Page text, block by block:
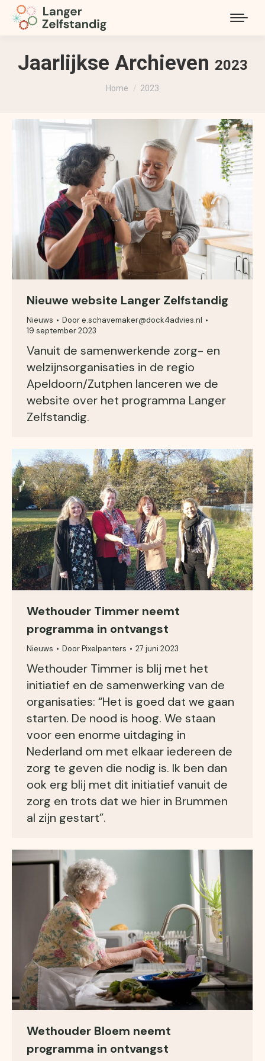
Jaarlijkse Archieven 2023
Je bent hier:
Home 2023
Nieuwe website Langer Zelfstandig
Nieuws Doore.schavemaker@dock4advies.nl
19 september 2023
Vanuit de samenwerkende zorg- en
welzijnsorganisaties in de regio
Apeldoorn/Zutphen lanceren we de
website over het programma Langer
Zelfstandig.
Wethouder Timmer neemt
programma in ontvangst
Nieuws DoorPixelpanters 27 juni 2023
Wethouder Timmer is blij met het
initiatief en de samenwerking van de
organisaties: “Het is goed dat we gaan
starten. De nood is hoog. We staan
voor een enorme uitdaging in
Nederland om met elkaar iedereen de
zorg te geven die nodig is. Ik ben dan
ook erg blij met dit initiatief vanuit de
zorg en trots dat we hier in Brummen
al zijn gestart”.
Wethouder Bloem neemt
programma in ontvangst